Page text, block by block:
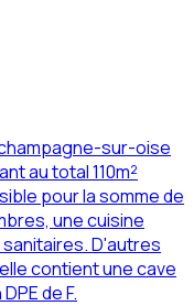
sur-oise
au total 110m²
pour la somme de
une cuisine
D'autres
contient une cave
de F.